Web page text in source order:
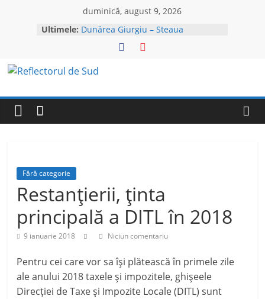
duminică, august 9, 2026
Ultimele: Dunărea Giurgiu – Steaua
București, în turul trei al Cupei
O tânără din Frătești a fost
agresată de concubin, deși avea un
acestuia
livrarea apei potabile la Izvoru
Reflectorul
de
Fără categorie
Restanțierii, ținta
principală a DITL în 2018
9 ianuarie 2018 Niciun comentariu
Pentru cei care vor sa își plătească în primele zile
ale anului 2018 taxele și impozitele, ghișeele
Direcției de Taxe și Impozite Locale (DITL) sunt